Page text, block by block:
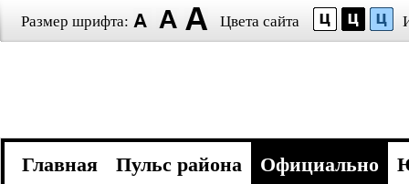
Размер шрифта: Цвета сайта
Главная Пульс района Официально